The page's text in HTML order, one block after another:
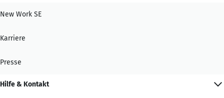
New Work SE
Karriere
Presse
Hilfe & Kontakt